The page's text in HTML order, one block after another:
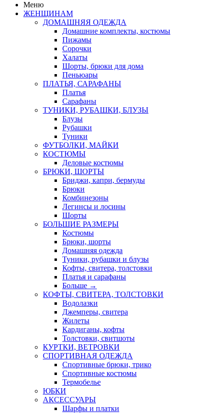
Меню
ЖЕНЩИНАМ
ДОМАШНЯЯ ОДЕЖДА
Домашние комплекты, костюмы
Пижамы
Сорочки
Халаты
Шорты, брюки для дома
Пеньюары
ПЛАТЬЯ, САРАФАНЫ
Платья
Сарафаны
ТУНИКИ, РУБАШКИ, БЛУЗЫ
Блузы
Рубашки
Туники
ФУТБОЛКИ, МАЙКИ
КОСТЮМЫ
Деловые костюмы
БРЮКИ, ШОРТЫ
Бриджи, капри, бермуды
Брюки
Комбинезоны
Легинсы и лосины
Шорты
БОЛЬШИЕ РАЗМЕРЫ
Костюмы
Брюки, шорты
Домашняя одежда
Туники, рубашки и блузы
Кофты, свитера, толстовки
Платья и сарафаны
Больше →
КОФТЫ, СВИТЕРА, ТОЛСТОВКИ
Водолазки
Джемперы, свитера
Жилеты
Кардиганы, кофты
Толстовки, свитшоты
КУРТКИ, ВЕТРОВКИ
СПОРТИВНАЯ ОДЕЖДА
Спортивные брюки, трико
Спортивные костюмы
Термобелье
ЮБКИ
AКСЕССУАРЫ
Шарфы и платки